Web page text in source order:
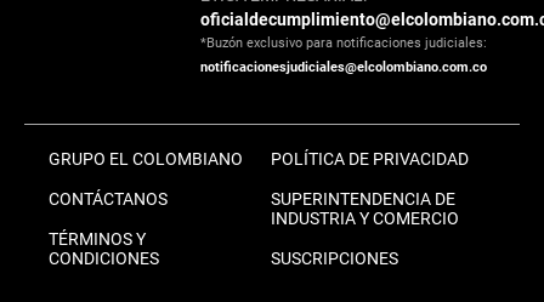
*Buzón exclusivo para notificaciones judiciales:
notificacionesjudiciales@elcolombiano.com.co
GRUPO EL COLOMBIANO
CONTÁCTANOS
TÉRMINOS Y
CONDICIONES
POLÍTICA DE PRIVACIDAD
SUPERINTENDENCIA DE
INDUSTRIA Y COMERCIO
SUSCRIPCIONES